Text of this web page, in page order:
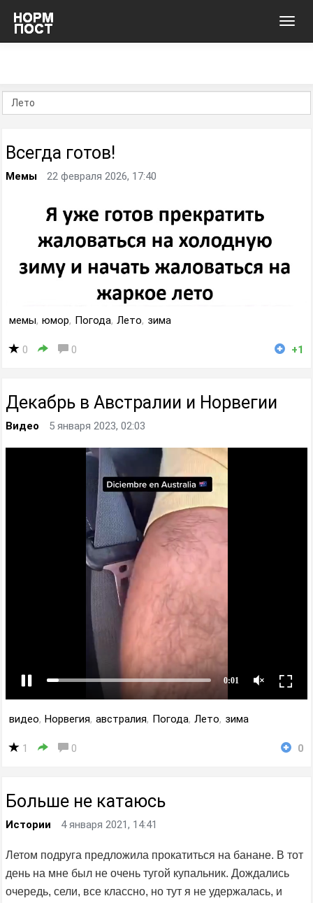
Всегда готов!
Мемы 22 февраля 2026, 17:40
мемы, юмор, Погода, Лето, зима
0 0 +1
Декабрь в Австралии и Норвегии
Видео 5 января 2023, 02:03
видео, Норвегия, австралия, Погода, Лето, зима
1 0 0
Больше не катаюсь
Истории 4 января 2021, 14:41
Летом подруга предложила прокатиться на банане. В тот
день на мне был не очень тугой купальник. Дождались
очередь, сели, все классно, но тут я не удержалась, и